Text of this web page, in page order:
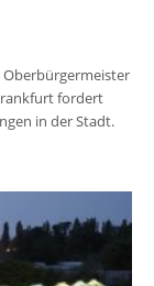
fordert
in der Stadt.